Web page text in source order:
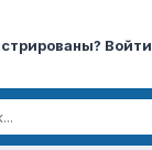
Войти